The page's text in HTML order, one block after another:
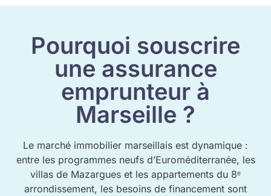
Pourquoi souscrire
une assurance
emprunteur à
Marseille ?
Le marché immobilier marseillais est dynamique :
entre les programmes neufs d’Euroméditerranée, les
villas de Mazargues et les appartements du 8ᵉ
arrondissement, les besoins de financement sont